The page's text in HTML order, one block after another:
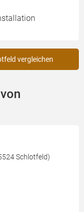
vergleichen
Schlotfeld)